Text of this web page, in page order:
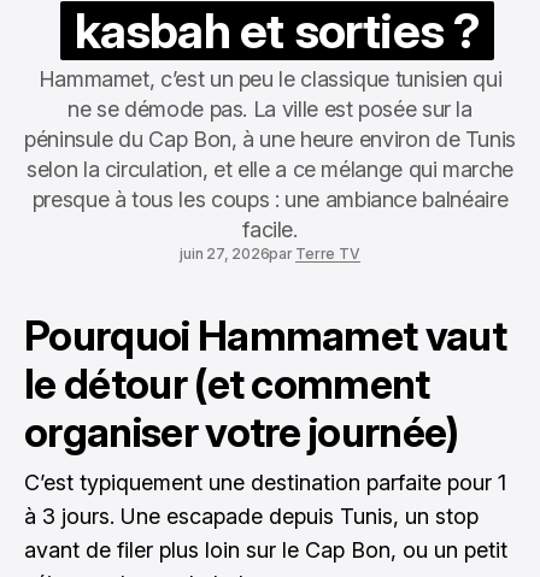
kasbah et sorties ?
Hammamet, c’est un peu le classique tunisien qui
ne se démode pas. La ville est posée sur la
péninsule du Cap Bon, à une heure environ de Tunis
selon la circulation, et elle a ce mélange qui marche
presque à tous les coups : une ambiance balnéaire
facile.
juin 27, 2026par Terre TV
Pourquoi Hammamet vaut
le détour (et comment
organiser votre journée)
C’est typiquement une destination parfaite pour 1
à 3 jours. Une escapade depuis Tunis, un stop
avant de filer plus loin sur le Cap Bon, ou un petit